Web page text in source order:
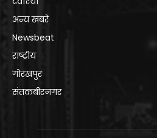
अन्य खबरे
Newsbeat
राष्ट्रीय
गोरखपुर
संतकबीरनगर